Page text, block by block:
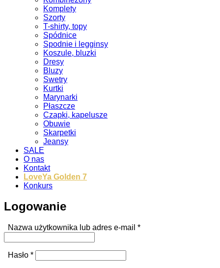
Komplety
Szorty
T-shirty, topy
Spódnice
Spodnie i legginsy
Koszule, bluzki
Dresy
Bluzy
Swetry
Kurtki
Marynarki
Płaszcze
Czapki, kapelusze
Obuwie
Skarpetki
Jeansy
SALE
O nas
Kontakt
LoveYa Golden 7
Konkurs
Logowanie
Nazwa użytkownika lub adres e-mail *Wymagane
Hasło *Wymagane